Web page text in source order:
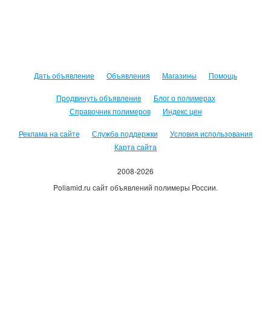
Дать объявление Объявления Магазины Помощь
Продвинуть объявление
Блог о полимерах
Справочник полимеров
Индекс цен
Реклама на сайте Служба поддержки
Условия использования
Карта сайта
2008-2026
Poliamid.ru сайт объявлений полимеры России.